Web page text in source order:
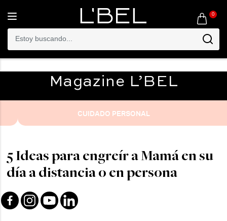
0
Magazine L’BEL
CUIDADO PERSONAL
5 Ideas para engreír a Mamá en su
día a distancia o en persona